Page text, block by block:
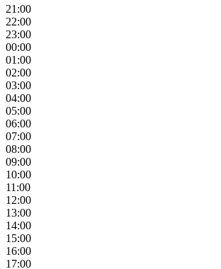
21:00
22:00
23:00
00:00
01:00
02:00
03:00
04:00
05:00
06:00
07:00
08:00
09:00
10:00
11:00
12:00
13:00
14:00
15:00
16:00
17:00